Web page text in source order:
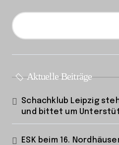
Aktuelle Beiträge
Schachklub Leipzig
und bittet um
ESK beim 16.